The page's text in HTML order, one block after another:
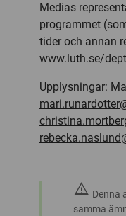
Medias
programmet
tider och annan
www.luth.se/
Upplysningar:
warning Denna
samma